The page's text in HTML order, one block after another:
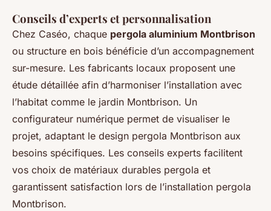
Conseils d’experts et personnalisation
Chez Caséo, chaque pergola aluminium Montbrison
ou structure en bois bénéficie d’un accompagnement
sur-mesure. Les fabricants locaux proposent une
étude détaillée afin d’harmoniser l’installation avec
l’habitat comme le jardin Montbrison. Un
configurateur numérique permet de visualiser le
projet, adaptant le design pergola Montbrison aux
besoins spécifiques. Les conseils experts facilitent
vos choix de matériaux durables pergola et
garantissent satisfaction lors de l’installation pergola
Montbrison.